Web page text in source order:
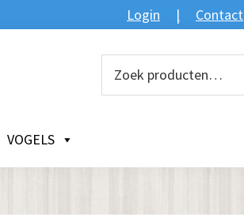
Login Contact
VOGELS
Zoeken